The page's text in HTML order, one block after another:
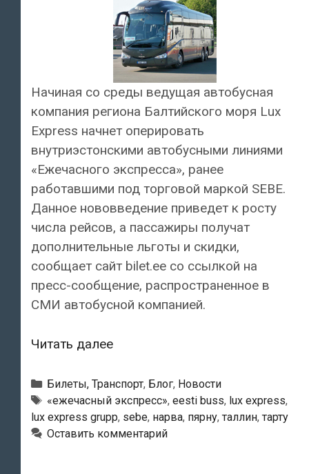
Начиная со среды ведущая автобусная
компания региона Балтийского моря Lux
Express начнет оперировать
внутриэстонскими автобусными линиями
«Ежечасного экспресса», ранее
работавшими под торговой маркой SEBE.
Данное нововведение приведет к росту
числа рейсов, а пассажиры получат
дополнительные льготы и скидки,
сообщает сайт bilet.ee со ссылкой на
пресс-сообщение, распространенное в
СМИ автобусной компанией.
Читать далееLux
будет
вместо
SEBE
обслуживать
Рубрики
Билеты, Транспорт, Блог, Новости
Метки
«ежечасный экспресс», eesti buss, lux express,
lux express grupp, sebe, нарва, пярну,таллин,тарту
Оставить комментарий